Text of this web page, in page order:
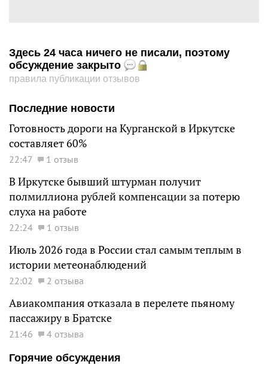
Здесь 24 часа ничего не писали, поэтому
обсуждение закрыто
правила публикации отзывов
Последние новости
Готовность дороги на Курганской в Иркутске
составляет 60%
22:47 1 отзыв
В Иркутске бывший штурман получит
полмиллиона рублей компенсации за потерю
слуха на работе
22:24 1 отзыв
Июль 2026 года в России стал самым теплым в
истории метеонаблюдений
22:02 2 отзыва
Авиакомпания отказала в перелете пьяному
пассажиру в Братске
21:46
4 отзыва
Горячие обсуждения